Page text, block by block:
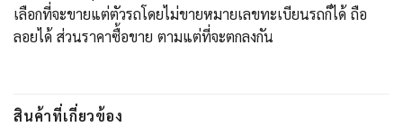
เลือกที่จะขายแต่ตัวรถโดยไม่ขายหมายเลขทะเบียนรถก็ได้ ถือ
ลอยได้ ส่วนราคาซื้อขาย ตามแต่ที่จะตกลงกัน
สินค้าที่เกี่ยวข้อง